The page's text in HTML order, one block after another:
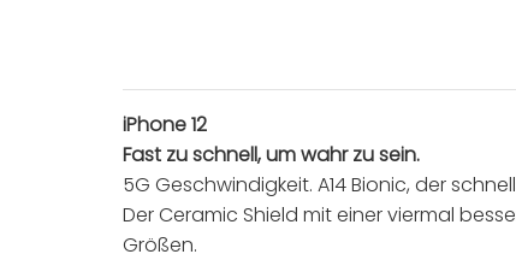
iPhone 12
Fast zu schnell, um wahr zu sein.
5G Geschwindigkeit. A14 Bionic, der
Der Ceramic Shield mit einer viermal
Größen.